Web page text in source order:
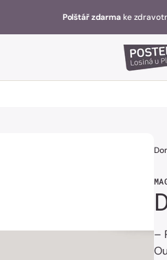
Polštář zdarmake
–